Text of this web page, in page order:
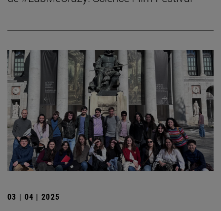
03 | 04 | 2025